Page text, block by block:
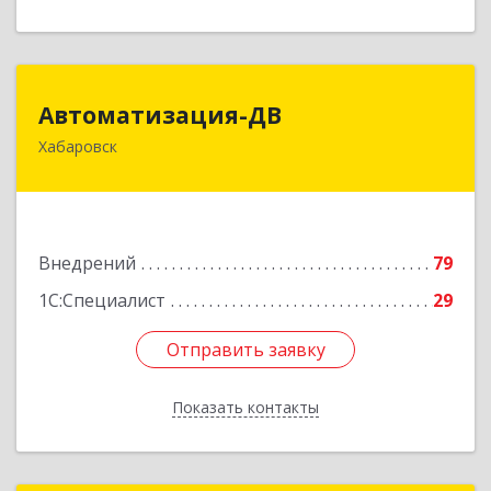
Автоматизация-ДВ
Хабаровск
Внедрений
79
1С:Специалист
29
Отправить заявку
Показать контакты
680013, Хабаровский край, Хабаровск г,
Отправить заявку
Назад